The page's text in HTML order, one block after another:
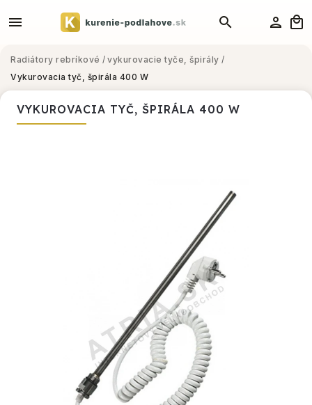
Radiátory rebríkové / vykurovacie tyče, špirály /
Vykurovacia tyč, špirála 400 W
VYKUROVACIA TYČ, ŠPIRÁLA 400 W